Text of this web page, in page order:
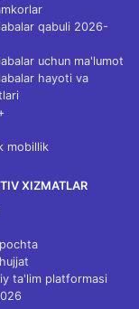
qabuli 2026-
uchun ma'lumot
hayoti va
mobillik
XIZMATLAR
ta'lim platformasi